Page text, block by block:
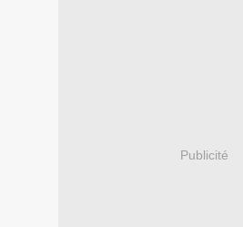
Publicité